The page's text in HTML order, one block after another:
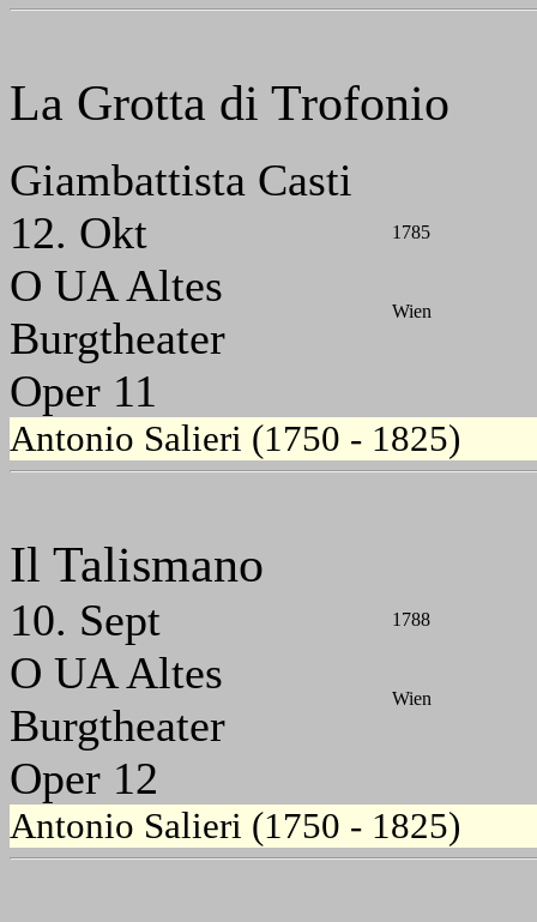
La Grotta di Trofonio
Giambattista Casti
12. Okt
1785
O UA Altes
Burgtheater
Wien
Oper 11
Antonio Salieri (1750 - 1825)
Il Talismano
10. Sept 1788
O UA Altes
Burgtheater
Wien
Oper 12
Antonio Salieri (1750 - 1825)